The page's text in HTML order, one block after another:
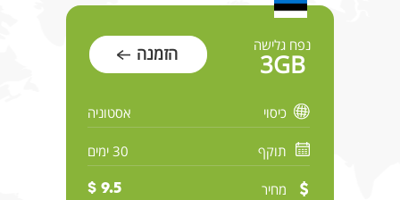
נפח גלישה
3GB הזמנה
כיסוי אסטוניה
תוקף 30 ימים
מחיר 9.5 $